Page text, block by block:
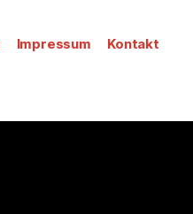
Impressum
Kontakt